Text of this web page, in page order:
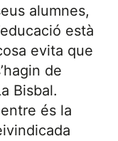
alumnes,
està
evita que
de
Bisbal.
és la